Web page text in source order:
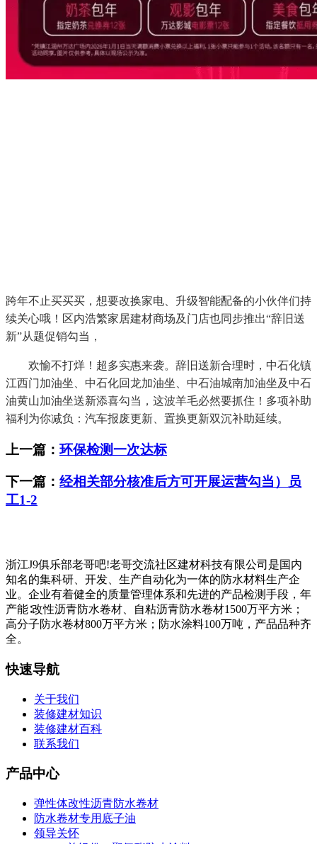
跨年不止买买买，想要改换家电、升级智能配备的小伙伴们持
续关心哦！区内浩繁家居建材商场及门店也同步推出“辞旧送
新”从题促销勾当，
欢愉不打烊！超多实惠来袭。辞旧送新合理时，中石化镇
江西门加油坐、中石化回龙加油坐、中石油城南加油坐及中石
油黄山加油坐送新添喜勾当，这波羊毛必然要抓住！多项补助
福利为你减负：汽车报废更新、置换更新双沉补助延续。
上一篇：环保检测一次达标
下一篇： 经相关部分核准后方可开展运营勾当）员
工1-2
浙江J9俱乐部老哥吧!老哥交流社区建材科技有限公司是国内
知名的集科研、开发、生产自动化为一体的防水材料生产企
业。企业有着健全的质量管理体系和先进的产品检测手段，年
产能∶改性沥青防水卷材、自粘沥青防水卷材1500万平方米；
高分子防水卷材800万平方米；防水涂料100万吨，产品品种齐
全。
快速导航
关于我们
装修建材知识
装修建材百科
联系我们
产品中心
弹性体改性沥青防水卷材
防水卷材专用底子油
领导关怀